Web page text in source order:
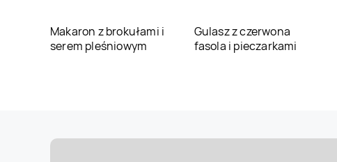
Makaron z brokułami i
serem pleśniowym
Gulasz z czerwona
fasola i pieczarkami